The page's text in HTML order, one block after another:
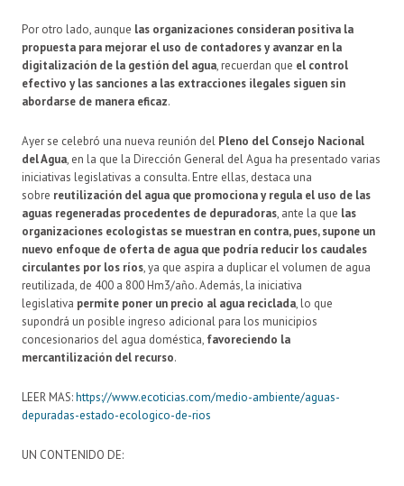
Por otro lado, aunque las organizaciones consideran positiva la
propuesta para mejorar el uso de contadores y avanzar en la
digitalización de la gestión del agua, recuerdan que el control
efectivo y las sanciones a las extracciones ilegales siguen sin
abordarse de manera eficaz.
Ayer se celebró una nueva reunión del Pleno del Consejo Nacional
del Agua, en la que la Dirección General del Agua ha presentado varias
iniciativas legislativas a consulta. Entre ellas, destaca una
sobre reutilización del agua que promociona y regula el uso de las
aguas regeneradas procedentes de depuradoras, ante la que las
organizaciones ecologistas se muestran en contra, pues, supone un
nuevo enfoque de oferta de agua que podría reducir los caudales
circulantes por los ríos, ya que aspira a duplicar el volumen de agua
reutilizada, de 400 a 800 Hm3/año. Además, la iniciativa
legislativa permite poner un precio al agua reciclada, lo que
supondrá un posible ingreso adicional para los municipios
concesionarios del agua doméstica, favoreciendo la
mercantilización del recurso.
LEER MAS:https://www.ecoticias.com/medio-ambiente/aguas-
depuradas-estado-ecologico-de-rios
UN CONTENIDO DE: